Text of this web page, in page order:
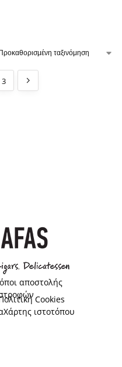
3
αποστολής
Cookies
Χάρτης ιστοτόπου